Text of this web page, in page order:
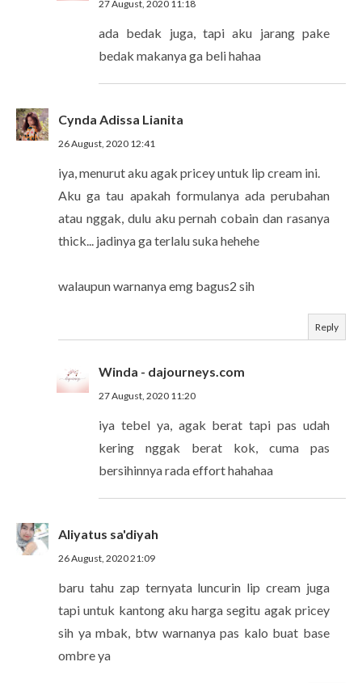
27 August, 2020 11:18
ada bedak juga, tapi aku jarang pake
bedak makanya ga beli hahaa
Cynda Adissa Lianita
26 August, 2020 12:41
iya, menurut aku agak pricey untuk lip cream ini.
Aku ga tau apakah formulanya ada perubahan
atau nggak, dulu aku pernah cobain dan rasanya
thick... jadinya ga terlalu suka hehehe
walaupun warnanya emg bagus2 sih
Reply
Winda - dajourneys.com
27 August, 2020 11:20
iya tebel ya, agak berat tapi pas udah
kering nggak berat kok, cuma pas
bersihinnya rada effort hahahaa
Aliyatus sa'diyah
26 August, 2020 21:09
baru tahu zap ternyata luncurin lip cream juga
tapi untuk kantong aku harga segitu agak pricey
sih ya mbak, btw warnanya pas kalo buat base
ombre ya